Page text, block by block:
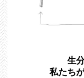
生
私たち